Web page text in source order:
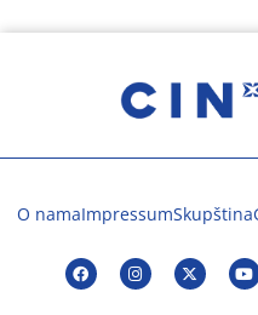
O namaImpressumSkupština